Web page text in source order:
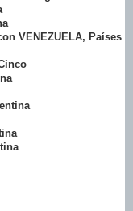
VENEZUELA, Países